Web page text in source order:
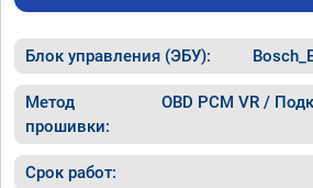
специалиста!
Блок управления (ЭБУ):
Метод
прошивки:
OBD PCM VR /
Срок работ: